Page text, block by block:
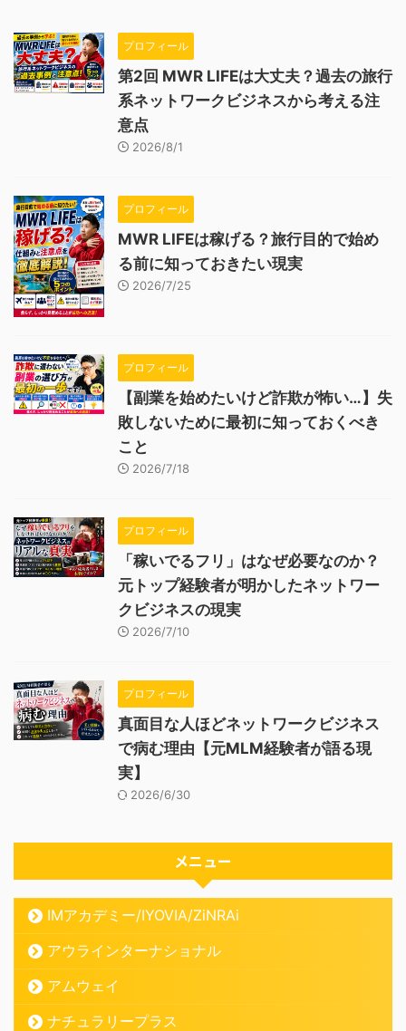
プロフィール
第2回 MWR LIFEは大丈夫？過去の旅行
系ネットワークビジネスから考える注
意点
2026/8/1
プロフィール
MWR LIFEは稼げる？旅行目的で始め
る前に知っておきたい現実
2026/7/25
プロフィール
【副業を始めたいけど詐欺が怖い…】失
敗しないために最初に知っておくべき
こと
2026/7/18
プロフィール
「稼いでるフリ」はなぜ必要なのか？
元トップ経験者が明かしたネットワー
クビジネスの現実
2026/7/10
プロフィール
真面目な人ほどネットワークビジネス
で病む理由【元MLM経験者が語る現
実】
2026/6/30
メニュー
IMアカデミー/IYOVIA/ZiNRAi
アウラインターナショナル
アムウェイ
ナチュラリープラス